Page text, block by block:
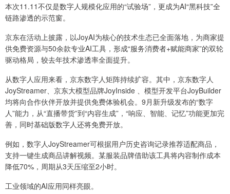
本次11.11不仅是数字人规模化应用的“试验场”，更成为AI“黑科技”全
链路渗透的示范窗。
京东在活动上披露，以JoyAI为核心的技术生态已全面落地，为商家提
供免费资源与50余款专业AI工具，形成“服务消费者+赋能商家”的双轮
驱动格局，较去年技术渗透率全面提升。
从数字人应用来看，京东数字人矩阵持续扩容。其中，京东数字人
JoyStreamer、京东大模型品牌JoyInside 、模型开发平台JoyBuilder
均将向合作伙伴开放并提供免费体验机会。9月新升级发布的“数字
人”能力，从“直播带货”到“内容生成”，“响应、智能、记忆”功能更加完
善，同时基础版数字人还将免费开放。
例如，数字人JoyStreamer可根据用户历史咨询记录推荐适配商品，
支持一键生成商品讲解视频。某服装品牌借助该工具将内容制作成本
降低70%，周期从3天压缩至2小时。
工业领域的AI应用同样亮眼。